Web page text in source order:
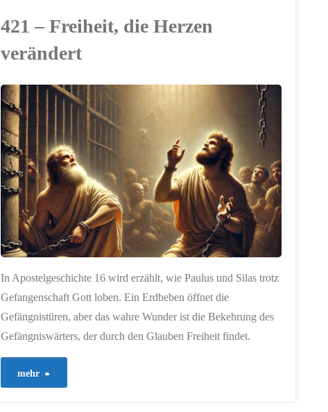
die
Mauern
wackeln
Gott
mitten
in
der
Nacht"
421 – Freiheit, die Herzen
verändert
In Apostelgeschichte 16 wird erzählt, wie Paulus und Silas trotz
Gefangenschaft Gott loben. Ein Erdbeben öffnet die
Gefängnistüren, aber das wahre Wunder ist die Bekehrung des
Gefängniswärters, der durch den Glauben Freiheit findet.
mehr "421